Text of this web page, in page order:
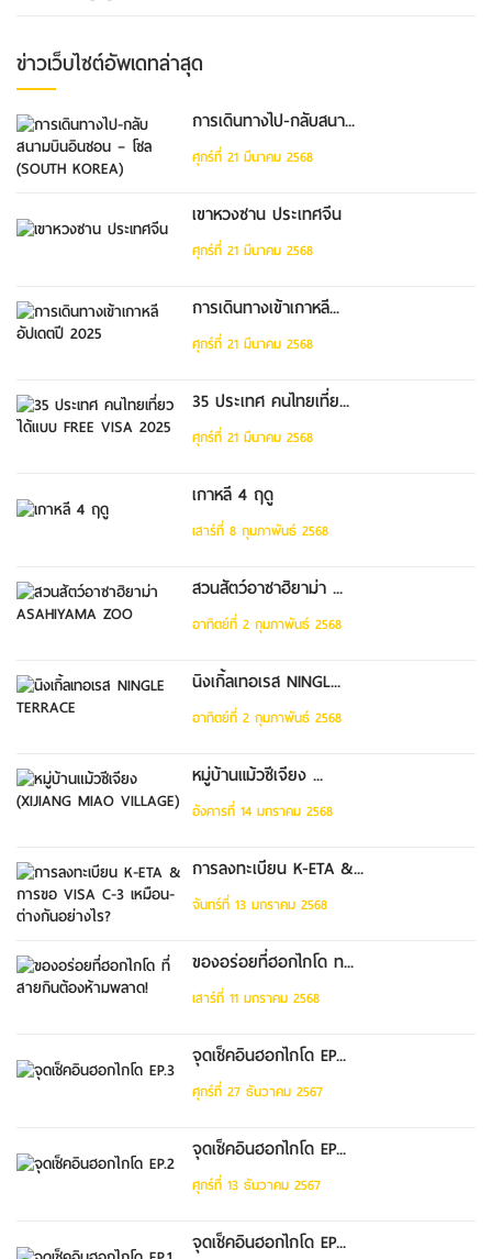
ข่าวเว็บไซต์อัพเดทล่าสุด
การเดินทางไป-กลับสนา...
ศุกร์ที่ 21 มีนาคม 2568
เขาหวงซาน ประเทศจีน
ศุกร์ที่ 21 มีนาคม 2568
การเดินทางเข้าเกาหลี...
ศุกร์ที่ 21 มีนาคม 2568
35 ประเทศ คนไทยเที่ย...
ศุกร์ที่ 21 มีนาคม 2568
เกาหลี 4 ฤดู
เสาร์ที่ 8 กุมภาพันธ์ 2568
สวนสัตว์อาซาฮิยาม่า ...
อาทิตย์ที่ 2 กุมภาพันธ์ 2568
นิงเกิ้ลเทอเรส NINGL...
อาทิตย์ที่ 2 กุมภาพันธ์ 2568
หมู่บ้านแม้วซีเจียง ...
อังคารที่ 14 มกราคม 2568
การลงทะเบียน K-ETA &...
จันทร์ที่ 13 มกราคม 2568
ของอร่อยที่ฮอกไกโด ท...
เสาร์ที่ 11 มกราคม 2568
จุดเช็คอินฮอกไกโด EP...
ศุกร์ที่ 27 ธันวาคม 2567
จุดเช็คอินฮอกไกโด EP...
ศุกร์ที่ 13 ธันวาคม 2567
จุดเช็คอินฮอกไกโด EP...